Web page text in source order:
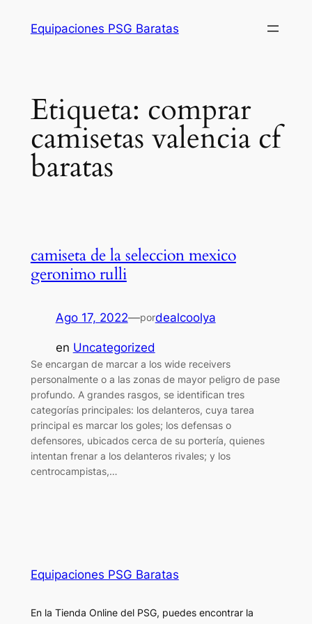
Equipaciones PSG Baratas
Etiqueta: comprar
camisetas valencia cf
baratas
camiseta de la seleccion mexico
geronimo rulli
Ago 17, 2022—pordealcoolya
en Uncategorized
Se encargan de marcar a los wide receivers
personalmente o a las zonas de mayor peligro de pase
profundo. A grandes rasgos, se identifican tres
categorías principales: los delanteros, cuya tarea
principal es marcar los goles; los defensas o
defensores, ubicados cerca de su portería, quienes
intentan frenar a los delanteros rivales; y los
centrocampistas,…
Equipaciones PSG Baratas
En la Tienda Online del PSG, puedes encontrar la